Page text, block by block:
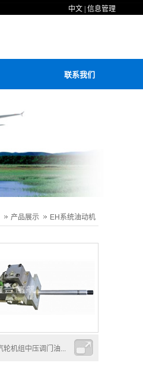
中文 |信息管理
联系我们
产品展示 EH系统油动机
轮机组中压调门油...